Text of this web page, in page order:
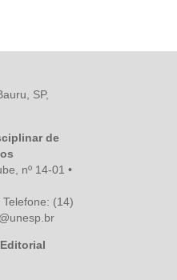
SP,
de
nº 14-01 •
Telefone: (14)